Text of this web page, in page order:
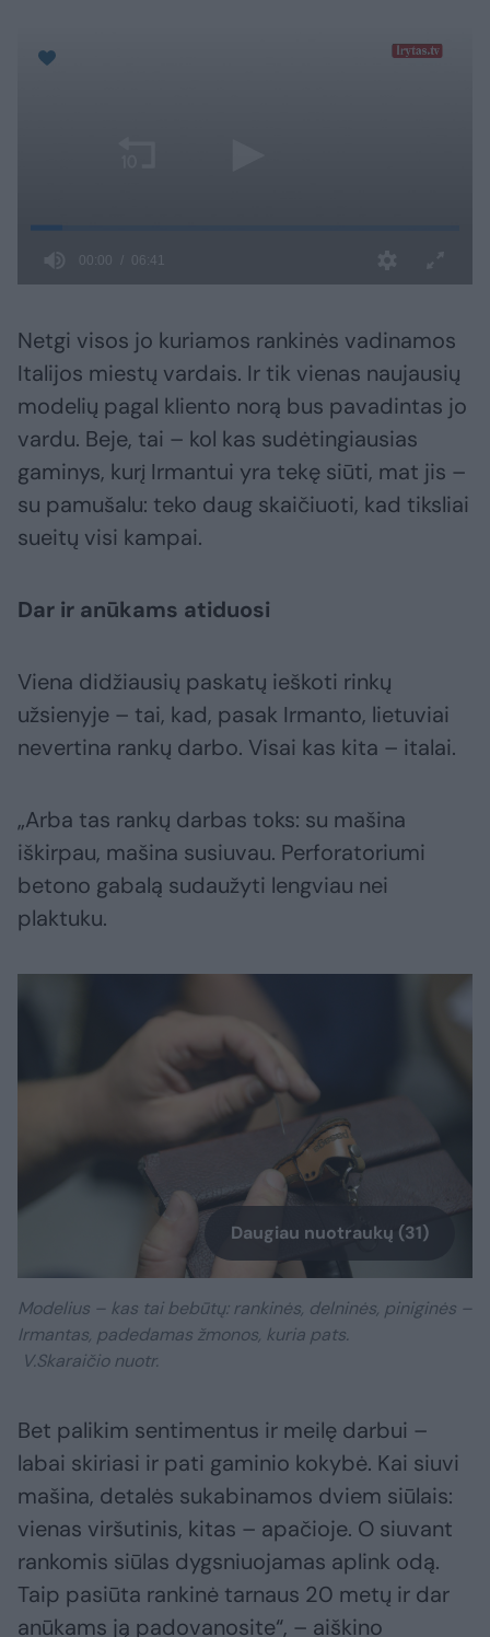
Netgi visos jo kuriamos rankinės vadinamos
Italijos miestų vardais. Ir tik vienas naujausių
modelių pagal kliento norą bus pavadintas jo
vardu. Beje, tai – kol kas sudėtingiausias
gaminys, kurį Irmantui yra tekę siūti, mat jis –
su pamušalu: teko daug skaičiuoti, kad tiksliai
sueitų visi kampai.
Dar ir anūkams atiduosi
Viena didžiausių paskatų ieškoti rinkų
užsienyje – tai, kad, pasak Irmanto, lietuviai
nevertina rankų darbo. Visai kas kita – italai.
„Arba tas rankų darbas toks: su mašina
iškirpau, mašina susiuvau. Perforatoriumi
betono gabalą sudaužyti lengviau nei
plaktuku.
Daugiau nuotraukų (31)
Modelius – kas tai bebūtų: rankinės, delninės, piniginės –
Irmantas, padedamas žmonos, kuria pats.
V.Skaraičio nuotr.
Bet palikim sentimentus ir meilę darbui –
labai skiriasi ir pati gaminio kokybė. Kai siuvi
mašina, detalės sukabinamos dviem siūlais:
vienas viršutinis, kitas – apačioje. O siuvant
rankomis siūlas dygsniuojamas aplink odą.
Taip pasiūta rankinė tarnaus 20 metų ir dar
anūkams ją padovanosite“, – aiškino